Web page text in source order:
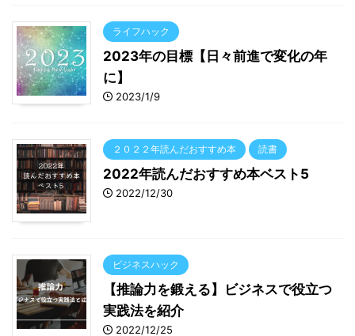
ライフハック
2023年の目標【日々前進で変化の年
に】
2023/1/9
２０２２年読んだおすすめ本 読書
2022年読んだおすすめ本ベスト5
2022/12/30
ビジネスハック
【推論力を鍛える】ビジネスで役立つ
実践法を紹介
2022/12/25